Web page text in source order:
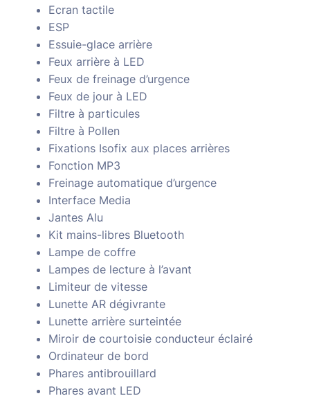
Ecran tactile
ESP
Essuie-glace arrière
Feux arrière à LED
Feux de freinage d’urgence
Feux de jour à LED
Filtre à particules
Filtre à Pollen
Fixations Isofix aux places arrières
Fonction MP3
Freinage automatique d’urgence
Interface Media
Jantes Alu
Kit mains-libres Bluetooth
Lampe de coffre
Lampes de lecture à l’avant
Limiteur de vitesse
Lunette AR dégivrante
Lunette arrière surteintée
Miroir de courtoisie conducteur éclairé
Ordinateur de bord
Phares antibrouillard
Phares avant LED